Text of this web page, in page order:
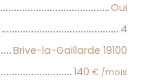
Oui
4
Brive-la-Gaillarde 19100
140 € /mois